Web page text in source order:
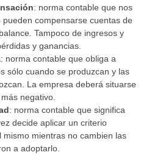
: norma contable que nos
compensarse cuentas de
Tampoco de ingresos y
y ganancias.
: norma contable que obliga a
sólo cuando se produzcan y las
La empresa deberá situarse
negativo.
: norma contable que significa
decide aplicar un criterio
mientras no cambien las
a adoptarlo.